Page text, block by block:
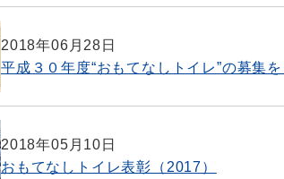
2018年06月28日
平成３０年度“おもてなしトイレ”の募集を
2018年05月10日
おもてなしトイレ表彰（2017）